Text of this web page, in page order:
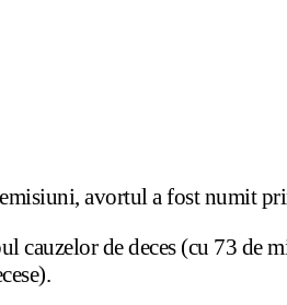
avortul a fost numit
cauzelor de deces (cu 73 de